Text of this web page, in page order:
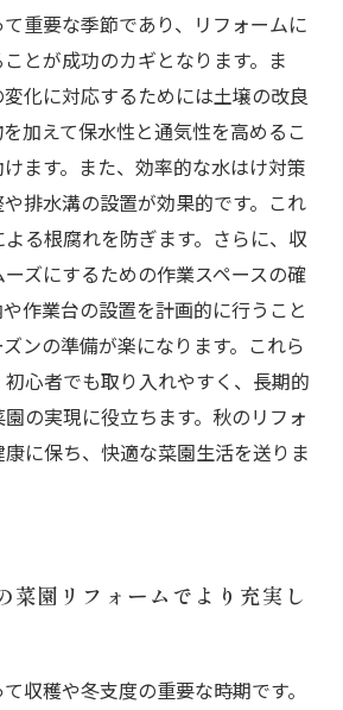
重要な季節であり、リフォームに
とが成功のカギとなります。ま
化に対応するためには土壌の改良
加えて保水性と通気性を高めるこ
ます。また、効率的な水はけ対策
排水溝の設置が効果的です。これ
る根腐れを防ぎます。さらに、収
ズにするための作業スペースの確
作業台の設置を計画的に行うこと
ンの準備が楽になります。これら
心者でも取り入れやすく、長期的
の実現に役立ちます。秋のリフォ
に保ち、快適な菜園生活を送りま
菜園リフォームでより充実し
収穫や冬支度の重要な時期です。